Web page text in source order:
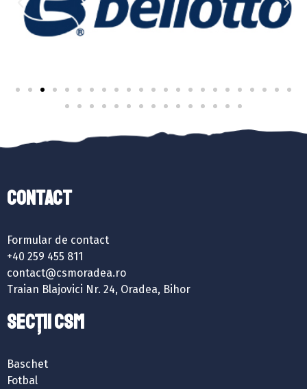
Contact
Formular de contact
+40 259 455 811
contact@csmoradea.ro
Traian Blajovici Nr. 24, Oradea, Bihor
SECȚII CSM
Baschet
Fotbal